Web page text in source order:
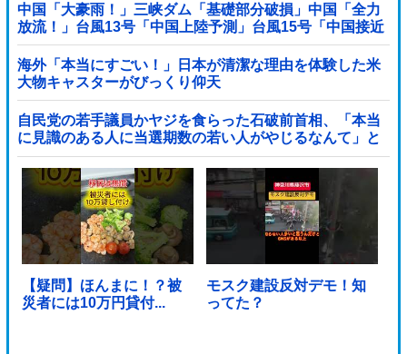
中国「大豪雨！」三峡ダム「基礎部分破損」中国「全力
放流！」台風13号「中国上陸予測」台風15号「中国接近
（画像」中国「台風同時上陸！（穀物生産が壊滅危機」
→
海外「本当にすごい！」日本が清潔な理由を体験した米
大物キャスターがびっくり仰天
自民党の若手議員かヤジを食らった石破前首相、「本当
に見識のある人に当選期数の若い人がやじるなんて」と
不満たらたらな様子を見せて……他
【疑問】ほんまに！？被
災者には10万円貸付...
モスク建設反対デモ！知
ってた？